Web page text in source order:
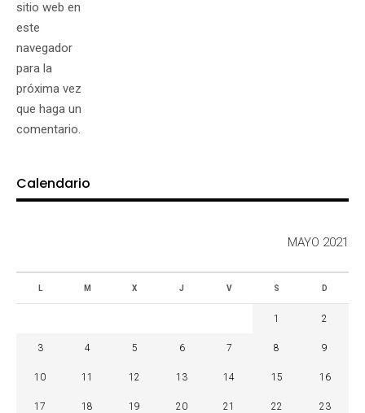
sitio web en
este
navegador
para la
próxima vez
que haga un
comentario.
Calendario
MAYO 2021
L M X J V S D
1 2
3 4 5 6 7 8 9
10 11 12 13 14 15 16
17 18 19 20 21 22 23